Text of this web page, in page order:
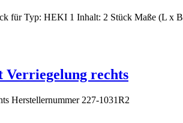
für Typ: HEKI 1 Inhalt: 2 Stück Maße (L x
rechts
Herstellernummer 227-1031R2